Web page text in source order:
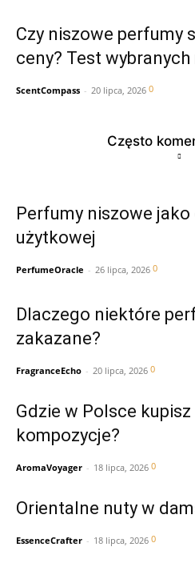
Czy niszowe perfumy
ceny? Test
ScentCompass - 20 lipca, 2026 0
Często
Perfumy niszowe jako
użytkowej
PerfumeOracle - 26 lipca, 2026 0
Dlaczego niektóre
zakazane?
FragranceEcho - 20 lipca, 2026 0
Gdzie w Polsce
kompozycje?
AromaVoyager - 18 lipca, 2026 0
Orientalne nuty w
EssenceCrafter - 18 lipca, 2026 0